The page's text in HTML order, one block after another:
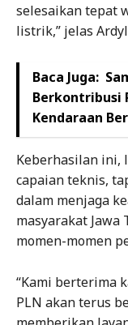
selesaikan tepat
listrik,” jelas
Baca Juga:
Berkontribusi
Kendaraan
Keberhasilan ini,
capaian teknis,
dalam menjaga
masyarakat Jawa
momen-momen
“Kami berterima
PLN akan terus